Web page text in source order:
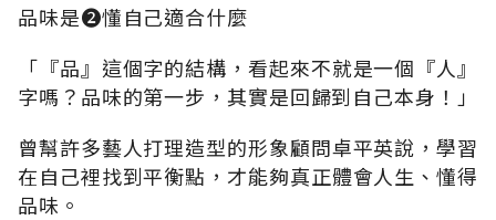
品味是➋懂自己適合什麼
「『品』這個字的結構，看起來不就是一個『人』
字嗎？品味的第一步，其實是回歸到自己本身！」
曾幫許多藝人打理造型的形象顧問卓平英說，學習
在自己裡找到平衡點，才能夠真正體會人生、懂得
品味。